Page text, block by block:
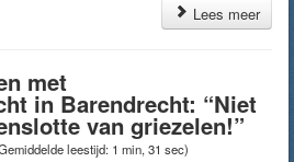
Lees meer
met
in Barendrecht: “Niet
van griezelen!”
leestijd: 1 min, 31 sec)